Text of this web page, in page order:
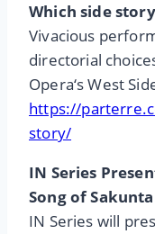
Which side
Vivacious
directorial
Opera‘s West
https://
story/
IN Series
Song of
IN Series will